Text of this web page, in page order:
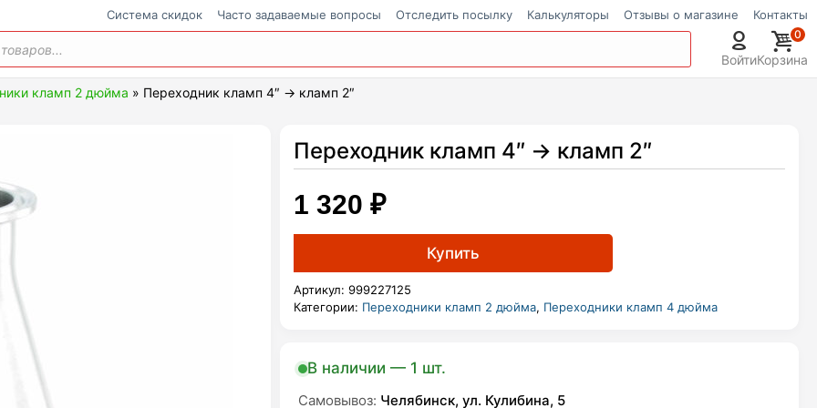
Cистема скидок Часто задаваемые вопросы Отследить посылку Калькуляторы Отзывы о магазине Контакты
Войти
0
Корзина
кламп 2 дюйма » Переходник кламп 4″ → кламп 2″
Переходник кламп 4″ → кламп 2″
1 320 ₽
Купить
Артикул: 999227125
Категории: Переходники кламп 2 дюйма, Переходники кламп 4 дюйма
В наличии — 1 шт.
Самовывоз: Челябинск, ул. Кулибина, 5